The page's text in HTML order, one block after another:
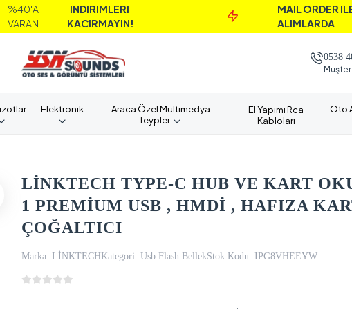
İNDİRİMLERİ
KAÇIRMAYIN!
MAİL ORDER İLE
ALIMLARDA
0538
Elektronik
Araca Özel Multimedya
Teypler
El Yapımı Rca
Kabloları
Oto
LİNKTECH TYPE-C HUB VE KART
1 PREMİUM USB , HMDİ , HAFIZA
ÇOĞALTICI
Marka: LİNKTECHKategori: Usb Flash BellekStok Kodu: IPG8VHEEYW